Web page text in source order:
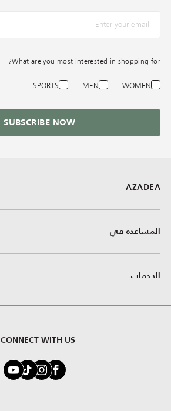
AZADEA
المساعدة في
الخدمات
CONNECT WITH US
*البريد الإلكترونيّ
What are you most interested in shopping for?
WOMEN
MEN
SPORTS
SUBSCRIBE NOW